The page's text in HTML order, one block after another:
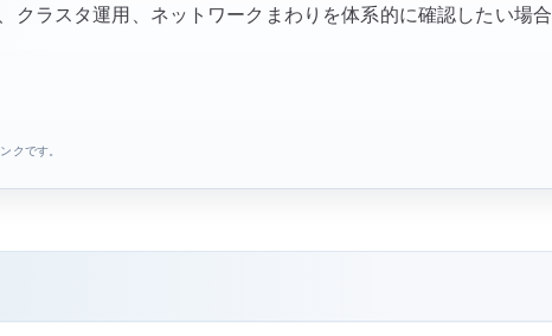
クラスタ運用、ネットワークまわりを体系的に確認したい場
クです。